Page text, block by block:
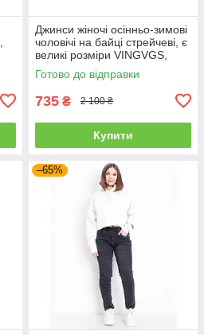
Джинси жіночі осінньо-зимові
чоловічі на байці стрейчеві, є
великі розміри VINGVGS,
Туреччина
Готово до відправки
735 ₴ 2 100 ₴
Купити
–65%